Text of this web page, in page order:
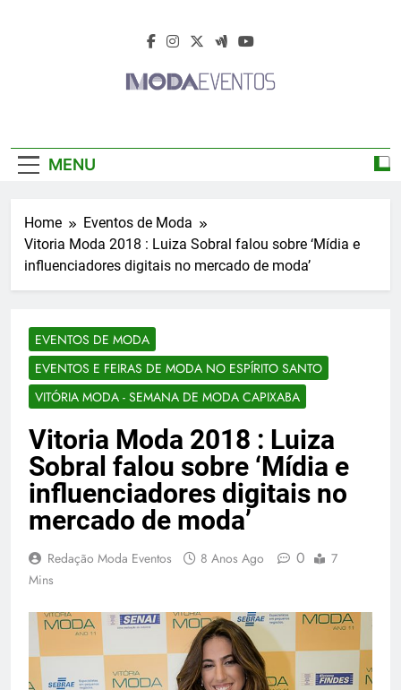
2026 – Desfiles
Feiras De Moda
2026
Feiras De Moda 2026 – Feiras De Moda No
MENU
Home
Eventos de Moda
Vitoria Moda 2018 : Luiza Sobral falou sobre ‘Mídia e
influenciadores digitais no mercado de moda’
EVENTOS DE MODA
EVENTOS E FEIRAS DE MODA NO ESPÍRITO SANTO
VITÓRIA MODA - SEMANA DE MODA CAPIXABA
Vitoria Moda 2018 : Luiza
Sobral falou sobre ‘Mídia e
influenciadores digitais no
mercado de moda’
Redação Moda Eventos 8 Anos Ago 0
7
Mins